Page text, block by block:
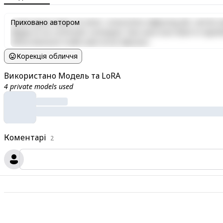
Коментарі 2
Lorem ipsum dolor sit amet, consectetur adipiscing elit, sed do
Приховано автором
Корекція обличчя
Використано Модель та LoRA
4 private models used